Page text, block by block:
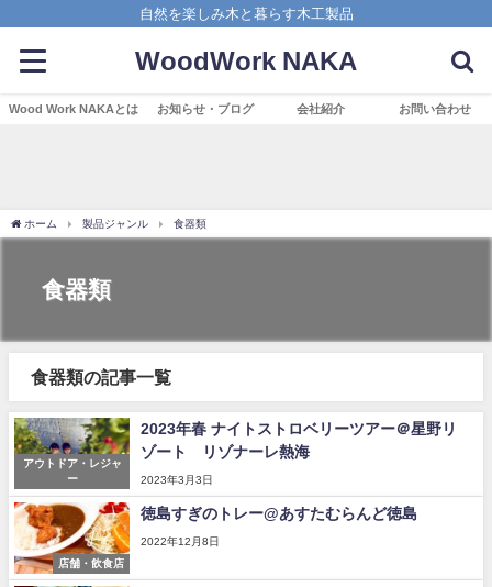
自然を楽しみ木と暮らす木工製品
WoodWork NAKA
Wood Work NAKAとは お知らせ・ブログ 会社紹介 お問い合わせ
ホーム 製品ジャンル 食器類
食器類
食器類の記事一覧
アウトドア・レジャ
ー
2023年春 ナイトストロベリーツアー＠星野リ
ゾート リゾナーレ熱海
2023年3月3日
店舗・飲食店
徳島すぎのトレー@あすたむらんど徳島
2022年12月8日